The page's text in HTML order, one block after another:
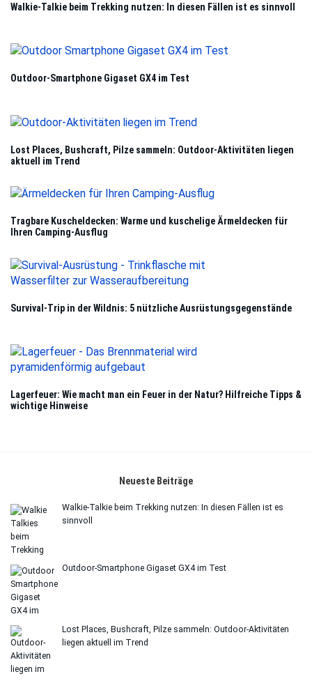
Wal­kie-Tal­kie beim Trek­king nut­zen: In die­sen Fäl­len ist es sinn­voll
Out­door-Smart­phone Giga­set GX4 im Test
Lost Places, Bush­craft, Pilze sam­meln: Out­door-Akti­vi­tä­ten lie­gen
aktu­ell im Trend
Trag­bare Kuschel­de­cken: Warme und kusche­lige Ärmel­de­cken für
Ihren Cam­ping-Aus­flug
Sur­vi­val-Trip in der Wild­nis: 5 nütz­li­che Aus­rüs­tungs­ge­gen­stände
Lager­feuer: Wie macht man ein Feuer in der Natur? Hilf­rei­che Tipps &
wich­tige Hin­weise
Neu­este Bei­träge
Wal­kie-Tal­kie beim Trek­king nut­zen: In die­sen Fäl­len ist es
sinn­voll
Out­door-Smart­phone Giga­set GX4 im Test
Lost Places, Bush­craft, Pilze sam­meln: Out­door-Akti­vi­tä­ten
lie­gen aktu­ell im Trend